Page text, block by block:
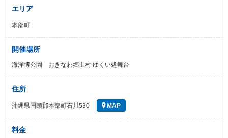
エリア
本部町
開催場所
海洋博公園 おきなわ郷土村 ゆくい処舞台
住所
沖縄県国頭郡本部町石川530 MAP
料金